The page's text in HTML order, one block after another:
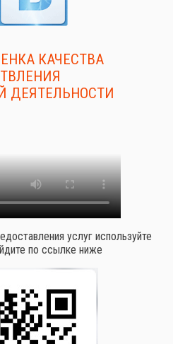
КАЧЕСТВА
ДЕЯТЕЛЬНОСТИ
услуг используйте
по ссылке ниже